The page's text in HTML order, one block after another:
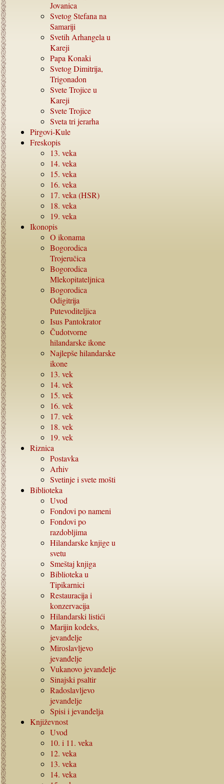
Jovanica
Svetog Stefana na
Samariji
Svetih Arhangela u
Kareji
Papa Konaki
Svetog Dimitrija,
Trigonadon
Svete Trojice u
Kareji
Svete Trojice
Sveta tri jerarha
Pirgovi-Kule
Freskopis
13. veka
14. veka
15. veka
16. veka
17. veka (HSR)
18. veka
19. veka
Ikonopis
O ikonama
Bogorodica
Trojeručica
Bogorodica
Mlekopitateljnica
Bogorodica
Odigitrija
Putevoditeljica
Isus Pantokrator
Čudotvorne
hilandarske ikone
Najlepše hilandarske
ikone
13. vek
14. vek
15. vek
16. vek
17. vek
18. vek
19. vek
Riznica
Postavka
Arhiv
Svetinje i svete mošti
Biblioteka
Uvod
Fondovi po nameni
Fondovi po
razdobljima
Hilandarske knjige u
svetu
Smeštaj knjiga
Biblioteka u
Tipikarnici
Restauracija i
konzervacija
Hilandarski listići
Marijin kodeks,
jevanđelje
Miroslavljevo
jevanđelje
Vukanovo jevanđelje
Sinajski psaltir
Radoslavljevo
jevanđelje
Spisi i jevanđelja
Književnost
Uvod
10. i 11. veka
12. veka
13. veka
14. veka